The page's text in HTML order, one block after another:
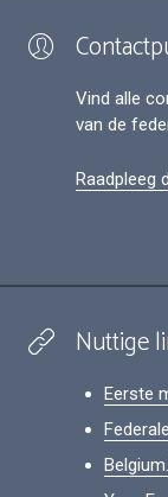
Vind alle
van de
Raadpleeg
Nuttige
Eerste